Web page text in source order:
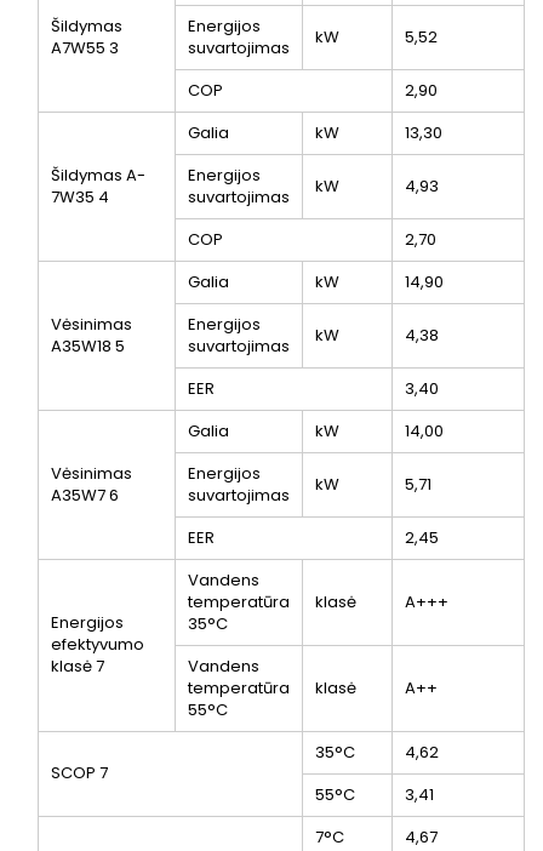
Šildymas
A7W55 3
Energijos
suvartojimas
kW 5,52
COP 2,90
Šildymas A-
7W35 4
Galia kW
13,30
Energijos
suvartojimas
kW 4,93
COP 2,70
Vėsinimas
A35W18 5
Galia kW
14,90
Energijos
suvartojimas
kW 4,38
EER 3,40
Vėsinimas
A35W76
Galia kW
14,00
Energijos
suvartojimas
kW 5,71
EER 2,45
Energijos
efektyvumo
klasė7
Vandens
temperatūra
35°C
klasė A+++
Vandens
temperatūra
55°C
klasė A++
SCOP 7
35°C
4,62
55°C
3,41
7°C 4,67